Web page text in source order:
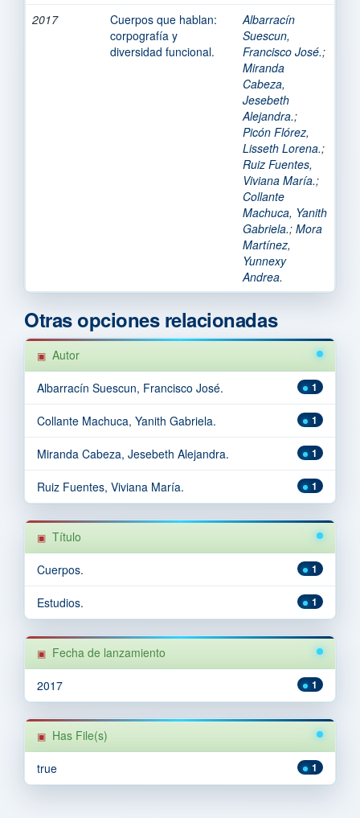
2017
Cuerpos que hablan:
corpografía y
diversidad funcional.
Albarracín
Suescun,
Francisco José.;
Miranda
Cabeza,
Jesebeth
Alejandra.;
Picón Flórez,
Lisseth Lorena.;
Ruiz Fuentes,
Viviana María.;
Collante
Machuca, Yanith
Gabriela.; Mora
Martínez,
Yunnexy
Andrea.
Otras opciones relacionadas
Autor
1
Albarracín Suescun, Francisco José.
1
Collante Machuca, Yanith Gabriela.
1
Miranda Cabeza, Jesebeth Alejandra.
1
Ruiz Fuentes, Viviana María.
Título
1
Cuerpos.
1
Estudios.
Fecha de lanzamiento
1
2017
Has File(s)
1
true